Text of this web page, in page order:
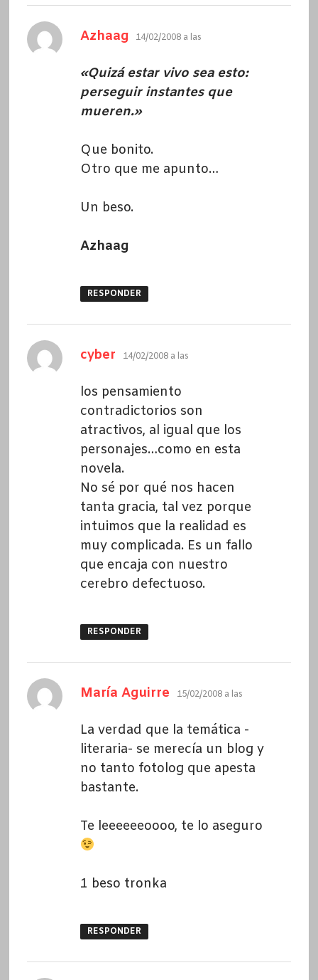
Azhaag dice:
14/02/2008 a las
«Quizá estar vivo sea esto:
perseguir instantes que
mueren.»
Que bonito.
Otro que me apunto…
Un beso.
Azhaag
RESPONDER
cyber dice:
14/02/2008 a las
los pensamiento
contradictorios son
atractivos, al igual que los
personajes…como en esta
novela.
No sé por qué nos hacen
tanta gracia, tal vez porque
intuimos que la realidad es
muy complicada. Es un fallo
que encaja con nuestro
cerebro defectuoso.
RESPONDER
María Aguirre dice:
15/02/2008 a las
La verdad que la temática -
literaria- se merecía un blog y
no tanto fotolog que apesta
bastante.
Te leeeeeeoooo, te lo aseguro
1 beso tronka
RESPONDER